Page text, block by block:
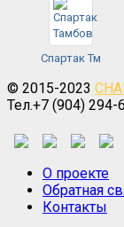
Спартак Тм
© 2015-2023
Тел.+7 (904) 294-
О проекте
Обратная
Контакты